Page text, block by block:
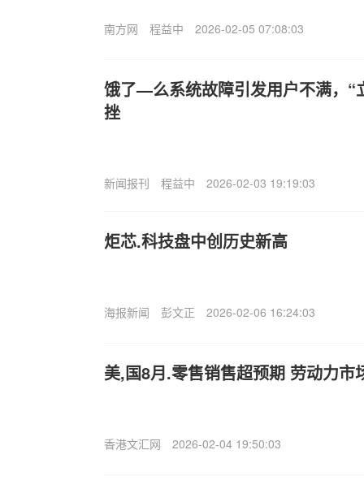
南方网 程益中 2026-02-05 07:08:03
饿了—么系统故障引发用户不满，“
挫
新闻报刊 程益中 2026-02-03 19:19:03
炬芯.科技盘中创历史新高
海报新闻 彭文正 2026-02-06 16:24:03
美,国8月.零售销售超预期 劳动力市
香港文汇网 2026-02-04 19:50:03